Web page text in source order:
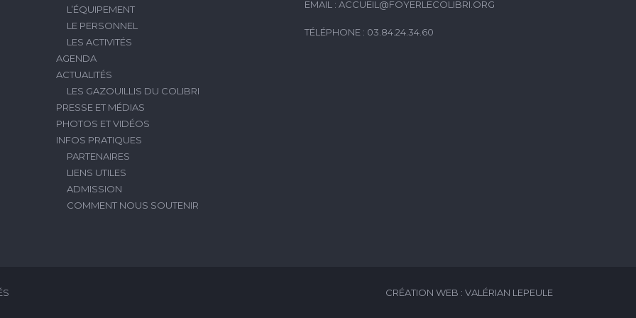
L’ÉQUIPEMENT
LE PERSONNEL
LES ACTIVITÉS
AGENDA
ACTUALITÉS
LES GAZOUILLIS DU COLIBRI
PRESSE ET MÉDIAS
PHOTOS ET VIDÉOS
INFOS PRATIQUES
PARTENAIRES
LIENS UTILES
ADMISSION
COMMENT NOUS SOUTENIR
EMAIL : ACCUEIL@FOYERLECOLIBRI.ORG
TÉLÉPHONE : 03.84.24.34.60
CRÉATION WEB : VALÉRIAN LEPEULE